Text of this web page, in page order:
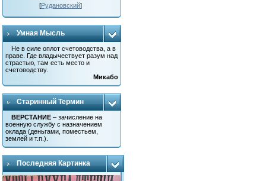
[Рудановский]
Умная Мысль
Не в силе оплот счетоводства, а в
праве. Где владычествует разум над
страстью, там есть место и
счетоводству.
Микабо
Старинный Термин
ВЕРСТАНИЕ – зачисление на
военную службу с назначением
оклада (деньгами, поместьем,
землей и т.п.).
Последняя Картинка